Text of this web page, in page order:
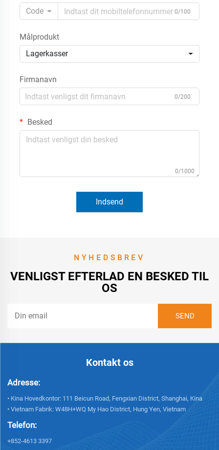
Code
0/100
Målprodukt
Lagerkasser
Firmanavn
0/200
Besked
0/1000
Indsend
NYHEDSBREV
VENLIGST EFTERLAD EN BESKED TIL
OS
Kontakt os
Adresse:
• Kina Hovedkontor: 111 Beicun Road, Fengxian District, Shanghai, Kina
• Vietnam Fabrik: W48H+WQ My Hao District, Hung Yen, Vietnam
Telefon:
+852-4613 3397